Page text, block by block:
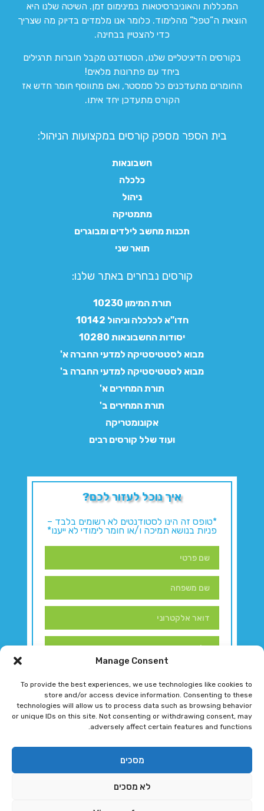
Manage Consent
To provide the best experiences, we use technologies like cookies to
store and/or access device information. Consenting to these
technologies will allow us to process data such as browsing behavior
or unique IDs on this site. Not consenting or withdrawing consent, may
adversely affect certain features and functions.
מסכים
לא מסכים
המכללות והאוניברסיטאות במינימום זמן. השיטה שלנו היא
הוצאת ה”טפל” מהלימוד. כלומר אנו מלמדים בדיוק מה שצריך
כדי להצטיין בבחינה.
בקורסים הדיגיטליים שלנו, הסטודנט מקבל חוברות תרגילים
ביחד עם פתרונות מלאים!
החומרים מתעדכנים כל סמסטר, ואם מתווסף חומר חדש אז
הקורס מתעדכן יחד איתו.
בית הספר מספק קורסים במקצועות הניהול:
חשבונאות
כלכלה
ניהול
מתמטיקה
תכנות מחשב לילדים ומבוגרים
תואר שני
קורסים נבחרים באתר שלנו:​
תורת המימון 10230
חדו"א לכלכלה וניהול 10142
יסודות החשבונאות 10280
מבוא לסטטיסטיקה למדעי החברה א'
מבוא לסטטיסטיקה למדעי החברה ב'
תורת המחירים א'
תורת המחירים ב'
אקונומטריקה
ועוד שלל קורסים רבים
איך נוכל לעזור לכם?
*טופס זה הינו לסטודנטים לא רשומים בלבד –
פניות בנושא תמיכה ו/או חומר לימודי לא ייענו*